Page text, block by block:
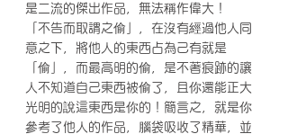
是二流的傑出作品，無法稱作偉大！
「不告而取謂之偷」，在沒有經過他人同
意之下，將他人的東西占為己有就是
「偷」，而最高明的偷，是不著痕跡的讓
人不知道自己東西被偷了，且你還能正大
光明的說這東西是你的！簡言之，就是你
參考了他人的作品，腦袋吸收了精華，並